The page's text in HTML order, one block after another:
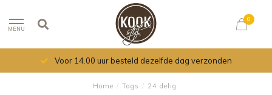
MENU
0
Voor 14.00 uur besteld dezelfde dag verzonden
Home / Tags / 24 delig